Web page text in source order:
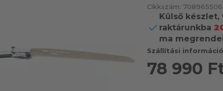
Cikkszám:
Külső
raktárunkba
ma
Szállítási
78 990